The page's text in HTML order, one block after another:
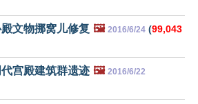
文物挪窝儿修复 🖼️ 2016/6/24 (99,043
宫殿建筑群遗迹 🖼️ 2016/6/22